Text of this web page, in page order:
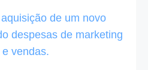
de um novo
despesas de marketing
e vendas.